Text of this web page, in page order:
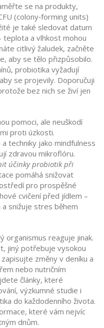
se na produkty,
(colony‑forming units)
je také sledovat datum
teplota a vlhkost mohou
citlivý žaludek, začněte
aby se tělo přizpůsobilo.
probiotika vyžadují
se projevily. Doporučuji
bez nich se živí jen
pomoci, ale neuškodí
proti úzkosti.
techniky jako mindfulness
zdravou mikroflóru.
účinky probiotik při
pomáhá snižovat
pro prospěšné
cvičení před jídlem –
snižuje stres během
organismus reaguje jinak.
jiný potřebuje vysokou
změny v deníku a
nebo nutričním
články, které
výzkumné studie i
do každodenního života.
které vám nejvíc
dnům.